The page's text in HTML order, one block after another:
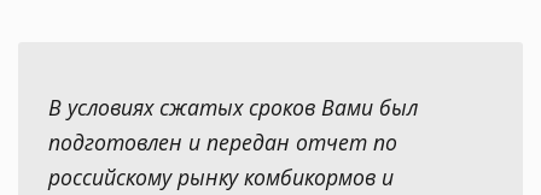
В условиях сжатых сроков Вами был
подготовлен и передан отчет по
российскому рынку комбикормов и